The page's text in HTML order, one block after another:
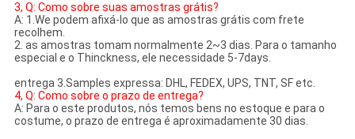
3, Q: Como sobre suas amostras grátis?
A: 1.We podem afixá-lo que as amostras grátis com frete
recolhem.
2. as amostras tomam normalmente 2~3 dias. Para o tamanho
especial e o Thinckness, ele necessidade 5-7days.
entrega 3.Samples expressa: DHL, FEDEX, UPS, TNT, SF etc.
4, Q: Como sobre o prazo de entrega?
A: Para o este produtos, nós temos bens no estoque e para o
costume, o prazo de entrega é aproximadamente 30 dias.